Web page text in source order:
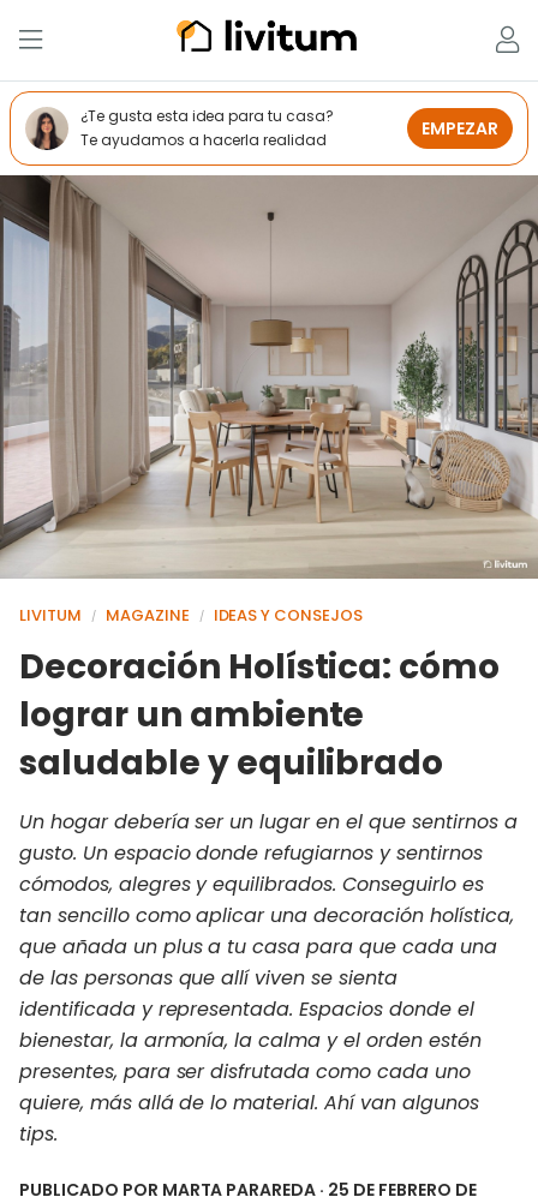
LIVITUM / MAGAZINE / IDEAS Y CONSEJOS
Decoración Holística: cómo
lograr un ambiente
saludable y equilibrado
Un hogar debería ser un lugar en el que sentirnos a
gusto. Un espacio donde refugiarnos y sentirnos
cómodos, alegres y equilibrados. Conseguirlo es
tan sencillo como aplicar una decoración holística,
que añada un plus a tu casa para que cada una
de las personas que allí viven se sienta
identificada y representada. Espacios donde el
bienestar, la armonía, la calma y el orden estén
presentes, para ser disfrutada como cada uno
quiere, más allá de lo material. Ahí van algunos
tips.
PUBLICADO POR MARTA PARAREDA · 25 DE FEBRERO DE
¿Te gusta esta idea para tu casa?
Te ayudamos a hacerla realidad
EMPEZAR